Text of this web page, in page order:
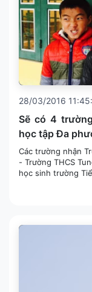
28/03/2016
Sẽ có 4
học tập Đa
Các trường nhận
- Trường THCS
học sinh trường